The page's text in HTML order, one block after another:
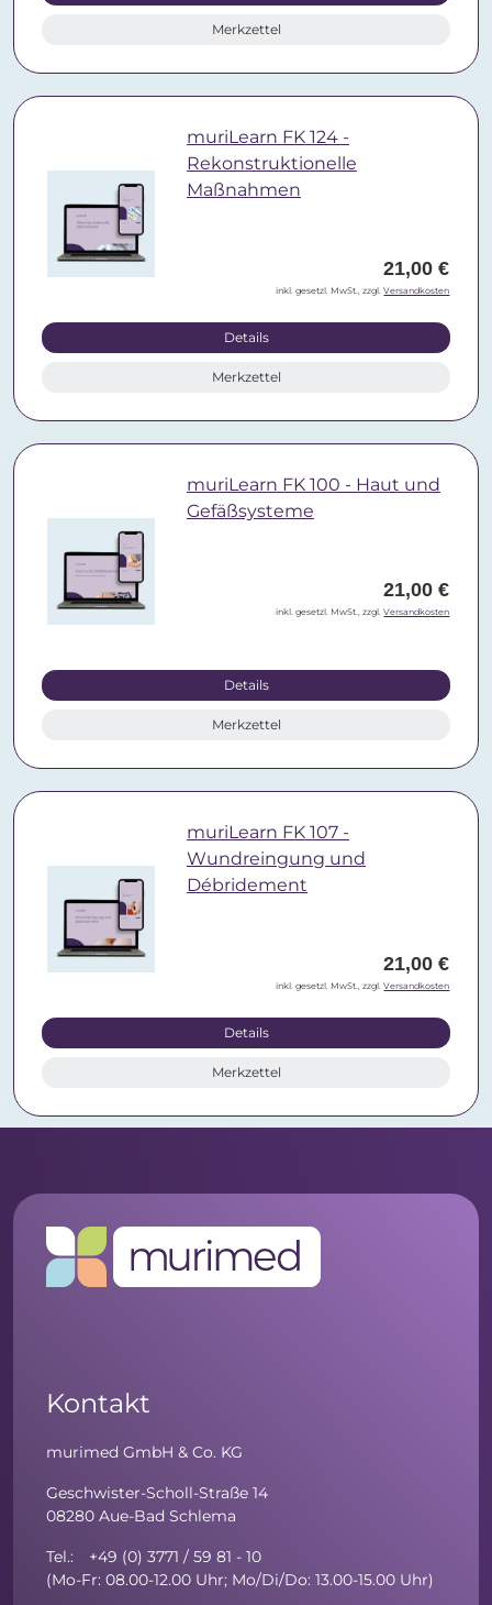
Merkzettel
muriLearn FK 124 -
Rekonstruktionelle
Maßnahmen
21,00 €
inkl. gesetzl. MwSt., zzgl.Versandkosten
Details
Merkzettel
muriLearn FK 100 - Haut und
Gefäßsysteme
21,00 €
inkl. gesetzl. MwSt., zzgl.Versandkosten
Details
Merkzettel
muriLearn FK 107 -
Wundreingung und
Débridement
21,00 €
inkl. gesetzl. MwSt., zzgl.Versandkosten
Details
Merkzettel
Kontakt
murimed GmbH & Co. KG
Geschwister-Scholl-Straße 14
08280 Aue-Bad Schlema
Tel.: +49 (0) 3771 / 59 81 - 10
(Mo-Fr: 08.00-12.00 Uhr; Mo/Di/Do: 13.00-15.00 Uhr)